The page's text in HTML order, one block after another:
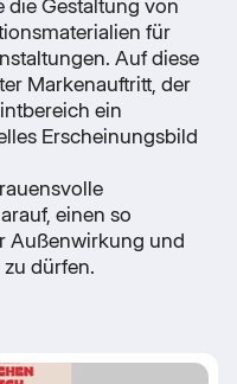
die Gestaltung von
für
Auf diese
Markenauftritt, der
ein
Erscheinungsbild
einen so
Außenwirkung und
dürfen.